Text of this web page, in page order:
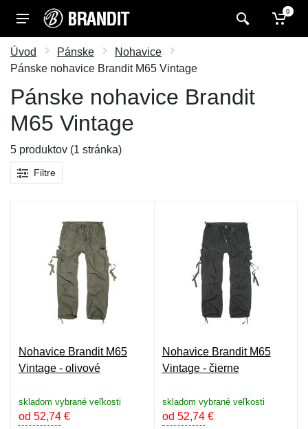
0
Úvod Pánske
Nohavice
Pánske nohavice Brandit M65 Vintage
Pánske nohavice Brandit
M65 Vintage
5 produktov (1 stránka)
Filtre
Nohavice Brandit M65
Vintage - olivové
skladom vybrané veľkosti
od 52,74 €
Nohavice Brandit M65
Vintage - čierne
skladom vybrané veľkosti
od 52,74€